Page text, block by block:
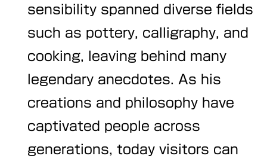
sensibility spanned diverse fields
such as pottery, calligraphy, and
cooking, leaving behind many
legendary anecdotes. As his
creations and philosophy have
captivated people across
generations, today visitors can